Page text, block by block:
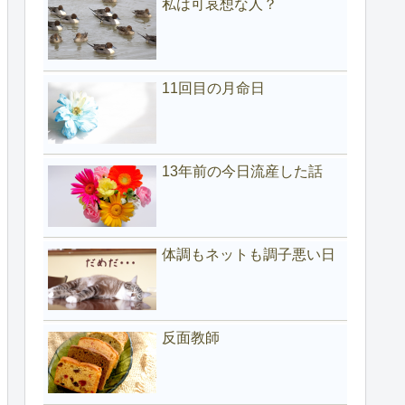
私は可哀想な人？
11回目の月命日
13年前の今日流産した話
体調もネットも調子悪い日
反面教師